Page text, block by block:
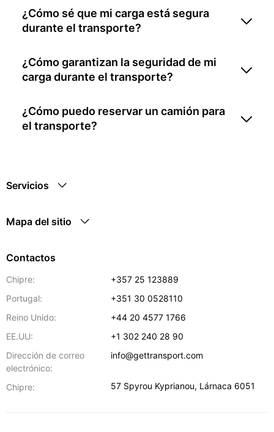
¿Cómo sé que mi carga está segura
durante el transporte?
¿Cómo garantizan la seguridad de mi
carga durante el transporte?
¿Cómo puedo reservar un camión para
el transporte?
Servicios
Mapa del sitio
Contactos
Chipre:
+357 25 123889
Portugal:
+351 30 0528110
Reino Unido:
+44 20 4577 1766
EE.UU:
+1 302 240 28 90
Dirección de correo
electrónico:
info@gettransport.com
Chipre: 57 Spyrou Kyprianou, Lárnaca 6051